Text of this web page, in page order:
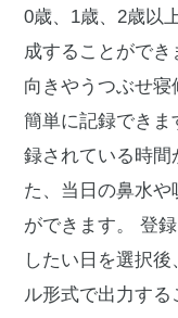
0歳、1歳、2歳以
成することがで
向きやうつぶせ
簡単に記録でき
録されている時間
た、当日の鼻水や
ができます。
登
したい日を選択
ル形式で出力する